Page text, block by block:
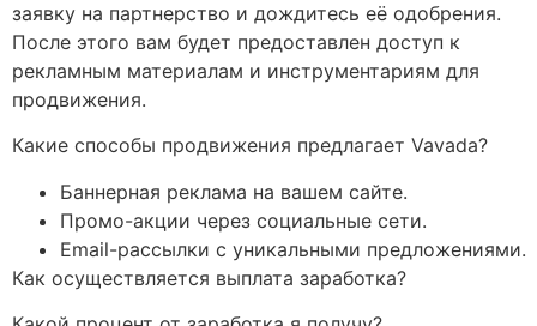
заявку на партнерство и дождитесь её одобрения.
После этого вам будет предоставлен доступ к
рекламным материалам и инструментариям для
продвижения.
Какие способы продвижения предлагает Vavada?
Баннерная реклама на вашем сайте.
Промо-акции через социальные сети.
Email-рассылки с уникальными предложениями.
Как осуществляется выплата заработка?